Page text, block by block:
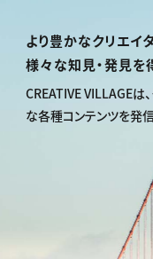
より豊かなクリエイ
様々な知見・発見を
CREATIVE VILLAGEは、
な各種コンテンツを発信